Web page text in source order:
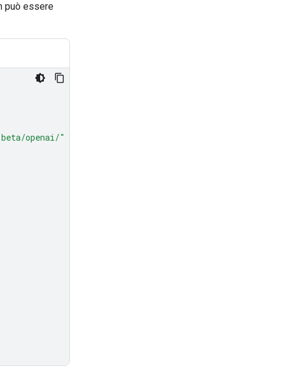
può essere
openai/"